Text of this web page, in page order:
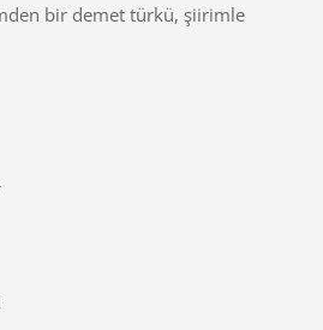
bir demet türkü, şiirimle